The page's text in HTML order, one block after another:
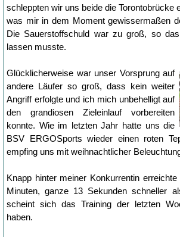
schleppten wir uns beide die Torontobrücke
was mir in dem Moment gewissermaßen
Die Sauerstoffschuld war zu groß, so
lassen musste.
Glücklicherweise war unser Vorsprung auf
andere Läufer so groß, dass kein weiter
Angriff erfolgte und ich mich unbehelligt auf
den grandiosen Zieleinlauf vorbereiten
konnte. Wie im letzten Jahr hatte uns die
BSV ERGOSports wieder einen roten
empfing uns mit weihnachtlicher
Knapp hinter meiner Konkurrentin
Minuten, ganze 13 Sekunden schneller
scheint sich das Training der letzten
haben.